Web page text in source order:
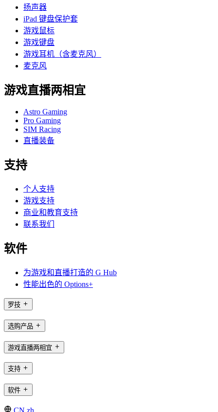
扬声器
iPad 键盘保护套
游戏鼠标
游戏键盘
游戏耳机（含麦克风）
麦克风
游戏直播两相宜
Astro Gaming
Pro Gaming
SIM Racing
直播装备
支持
个人支持
游戏支持
商业和教育支持
联系我们
软件
为游戏和直播打造的 G Hub
性能出色的 Options+
罗技
选购产品
游戏直播两相宜
支持
软件
CN,zh